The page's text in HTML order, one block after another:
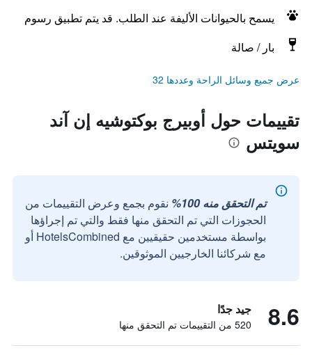
يسمح بالحيوانات الأليفة عند الطلب. قد يتم تطبيق رسوم
بار / صالة
عرض جميع وسائل الراحة وعددها 32
تقييمات حول أوبيرج بوكتوشيه إن آند
سويتس
تم التحقق منه 100%
نقوم بجمع وعرض التقييمات من
الحجوزات التي تم التحقق منها فقط والتي تم إجراؤها
بواسطة مستخدمين حقيقيين مع HotelsCombined أو
مع شركائنا الخارجيين الموثوقين.
8.6 جيد جدًا
520 من التقييمات تم التحقق منها